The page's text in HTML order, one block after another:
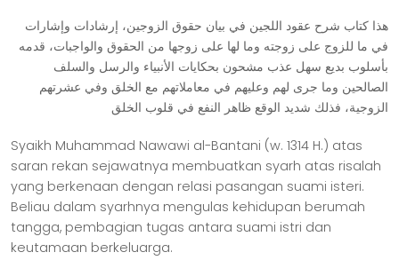
ﻫﺬﺍ ﻛﺘﺎﺏ ﺷﺮﺡ ﻋﻘﻮﺩ ﺍﻟﻠﺠﻴﻦ ﻓﻲ ﺑﻴﺎﻥ ﺣﻘﻮﻕ ﺍﻟﺰﻭﺟﻴﻦ، ﺇﺭﺷﺎﺩﺍﺕ ﻭﺇﺷﺎﺭﺍﺕ
ﻓﻲ ﻣﺎ ﻟﻠﺰﻭﺝ ﻋﻠﻰ ﺯﻭﺟﺘﻪ ﻭﻣﺎ ﻟﻬﺎ ﻋﻠﻰ ﺯﻭﺟﻬﺎ ﻣﻦ ﺍﻟﺤﻘﻮﻕ ﻭﺍﻟﻮﺍﺟﺒﺎﺕ، ﻗﺪﻣﻪ
ﺑﺄﺳﻠﻮﺏ ﺑﺪﻳﻊ ﺳﻬﻞ ﻋﺬﺏ ﻣﺸﺤﻮﻥ ﺑﺤﻜﺎﻳﺎﺕ ﺍﻷﻧﺒﻴﺎﺀ ﻭﺍﻟﺮﺳﻞ ﻭﺍﻟﺴﻠﻒ
ﺍﻟﺼﺎﻟﺤﻴﻦ ﻭﻣﺎ ﺟﺮى ﻟﻬﻢ ﻭﻋﻠﻴﻬﻢ ﻓﻲ ﻣﻌﺎﻣﻼﺗﻬﻢ ﻣﻊ ﺍﻟﺨﻠﻖ ﻭﻓﻲ ﻋﺸﺮﺗﻬﻢ
ﺍﻟﺰﻭﺟﻴﺔ، ﻓﺬﻟﻚ ﺷﺪﻳﺪ ﺍﻟﻮﻗﻊ ﻇﺎﻫﺮ ﺍﻟﻨﻔﻊ ﻓﻲ ﻗﻠﻮﺏ ﺍﻟﺨﻠﻖ
Syaikh Muhammad Nawawi al-Bantani (w. 1314 H.) atas
saran rekan sejawatnya membuatkan syarh atas risalah
yang berkenaan dengan relasi pasangan suami isteri.
Beliau dalam syarhnya mengulas kehidupan berumah
tangga, pembagian tugas antara suami istri dan
keutamaan berkeluarga.